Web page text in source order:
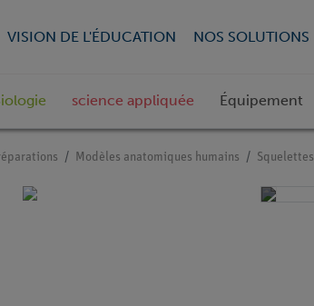
VISION DE L'ÉDUCATION NOS SOLUTIONS
science appliquée Équipement
Modèles anatomiques humains Squelettes